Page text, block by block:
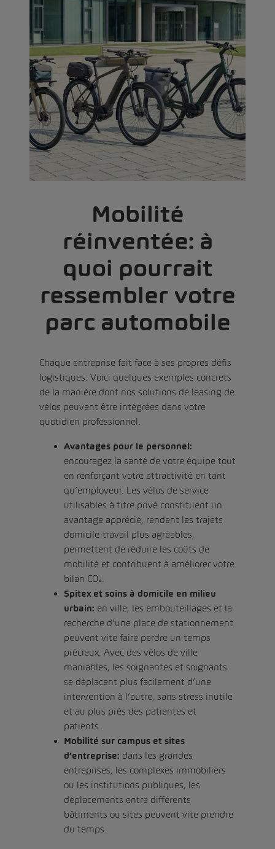
Mobilité
réinventée: à
quoi pourrait
ressembler votre
parc automobile
Chaque entreprise fait face à ses propres défis
logistiques. Voici quelques exemples concrets
de la manière dont nos solutions de leasing de
vélos peuvent être intégrées dans votre
quotidien professionnel.
Avantages pour le personnel:
encouragez la santé de votre équipe tout
en renforçant votre attractivité en tant
qu’employeur. Les vélos de service
utilisables à titre privé constituent un
avantage apprécié, rendent les trajets
domicile-travail plus agréables,
permettent de réduire les coûts de
mobilité et contribuent à améliorer votre
bilan CO₂.
Spitex et soins à domicile en milieu
urbain: en ville, les embouteillages et la
recherche d’une place de stationnement
peuvent vite faire perdre un temps
précieux. Avec des vélos de ville
maniables, les soignantes et soignants
se déplacent plus facilement d’une
intervention à l’autre, sans stress inutile
et au plus près des patientes et
patients.
Mobilité sur campus et sites
d’entreprise: dans les grandes
entreprises, les complexes immobiliers
ou les institutions publiques, les
déplacements entre différents
bâtiments ou sites peuvent vite prendre
du temps.